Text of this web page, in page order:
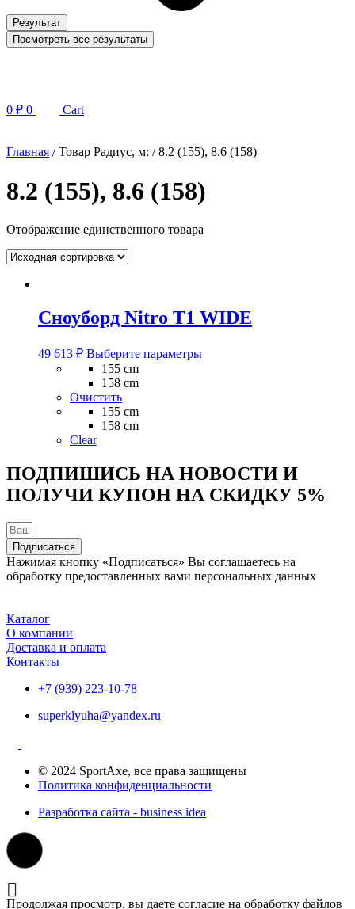
Результат
Посмотреть все результаты
0 ₽ 0 Cart
Главная / Товар Радиус, м: / 8.2 (155), 8.6 (158)
8.2 (155), 8.6 (158)
Отображение единственного товара
Сноуборд Nitro T1 WIDE
49 613 ₽ Выберите параметрыЭтот
на
странице
товара.
155 cm
158 cm
Очистить
155 cm
158 cm
Clear
ПОДПИШИСЬ НА НОВОСТИ И
ПОЛУЧИ КУПОН НА СКИДКУ 5%
Подписаться
Нажимая кнопку «Подписаться» Вы соглашаетесь на
обработку предоставленных вами персональных данных
Каталог
О компании
Доставка и оплата
Контакты
+7 (939) 223-10-78
superklyuha@yandex.ru
© 2024 SportAxe, все права защищены
Политика конфиденциальности
Разработка сайта - business idea
Продолжая просмотр, вы даете согласие на обработку файлов